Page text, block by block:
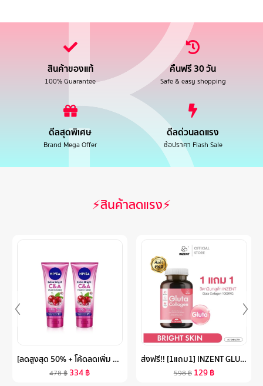
สินค้าของแท้
100% Guarantee
คืนฟรี 30 วัน
Safe & easy shopping
ดีลสุดพิเศษ
Brand Mega Offer
ดีลด่วนลดแรง
ช้อปราคา Flash Sale
⚡สินค้าลดแรง⚡
[ลดสูงสุด 50% + โค้ดลดเพิ่ม 20%]นีเวีย วิตามิน บอดี้ เซรั่ม เอ็กซ์ตร้า ไบรท์ ซี แอนด์ เอ 300 มล. 2 ชิ้น NIVEA
478฿ 334฿
ส่งฟรี!! [1แถม1] INZENT GLUTA COLLAGEN 1000MG (30 เม็ด) แอล กลูต้า พลัส คอลลาเจน สูตรเข้มข้น 1,000 MG ผิวสว่าง ใส บำรุงสุขภาพดีจากภายใน วิตามินกลูต้า
598฿ 129฿